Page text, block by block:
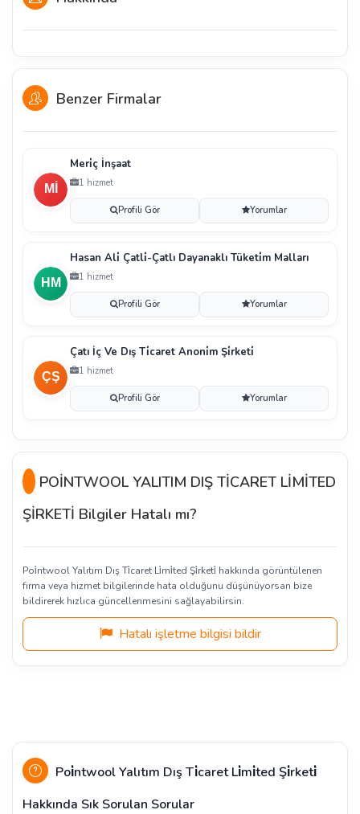
Benzer Firmalar
Meri̇ç İnşaat
1 hizmet
Profili Gör Yorumlar
Hasan Ali̇ Çatli̇-Çatlı Dayanaklı Tüketi̇m Malları
1 hizmet
Profili Gör Yorumlar
Çatı İç Ve Dış Ti̇caret Anoni̇m Şi̇rketi̇
1 hizmet
Profili Gör Yorumlar
POİNTWOOL YALITIM DIŞ TİCARET LİMİTED
ŞİRKETİ Bilgiler Hatalı mı?
Poi̇ntwool Yalıtım Dış Ti̇caret Li̇mi̇ted Şi̇rketi̇ hakkında görüntülenen
firma veya hizmet bilgilerinde hata olduğunu düşünüyorsan bize
bildirerek hızlıca güncellenmesini sağlayabilirsin.
Hatalı işletme bilgisi bildir
Poi̇ntwool Yalıtım Dış Ti̇caret Li̇mi̇ted Şi̇rketi̇
Hakkında Sık Sorulan Sorular